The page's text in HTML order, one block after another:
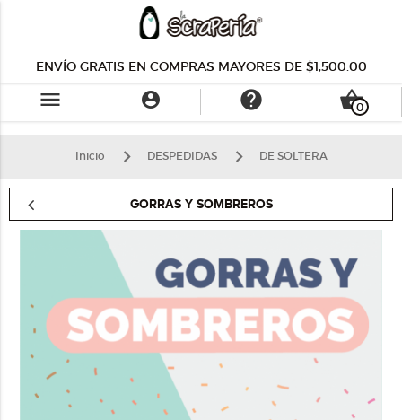
ENVÍO GRATIS EN COMPRAS MAYORES DE $1,500.00
menu  help 0
shopping_basket
Inicio DESPEDIDAS DE SOLTERA
GORRAS Y SOMBREROS